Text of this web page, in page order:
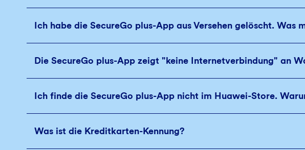
Ich habe die SecureGo plus-App aus Versehen gelöscht. Was
Die SecureGo plus-App zeigt "keine Internetverbindung" an
Ich finde die SecureGo plus-App nicht im Huawei-Store.
Was ist die Kreditkarten-Kennung?